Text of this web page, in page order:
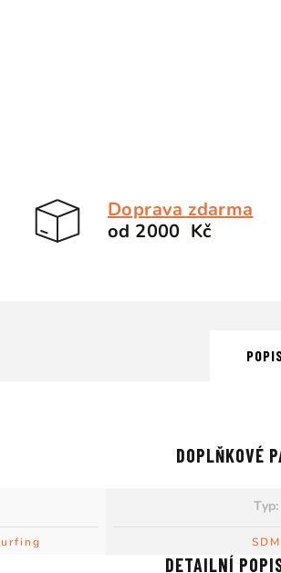
Doprava zdarma
od 2000 Kč
DETAILNÍ
DOPLŇKOVÉ
Typ:
SDM